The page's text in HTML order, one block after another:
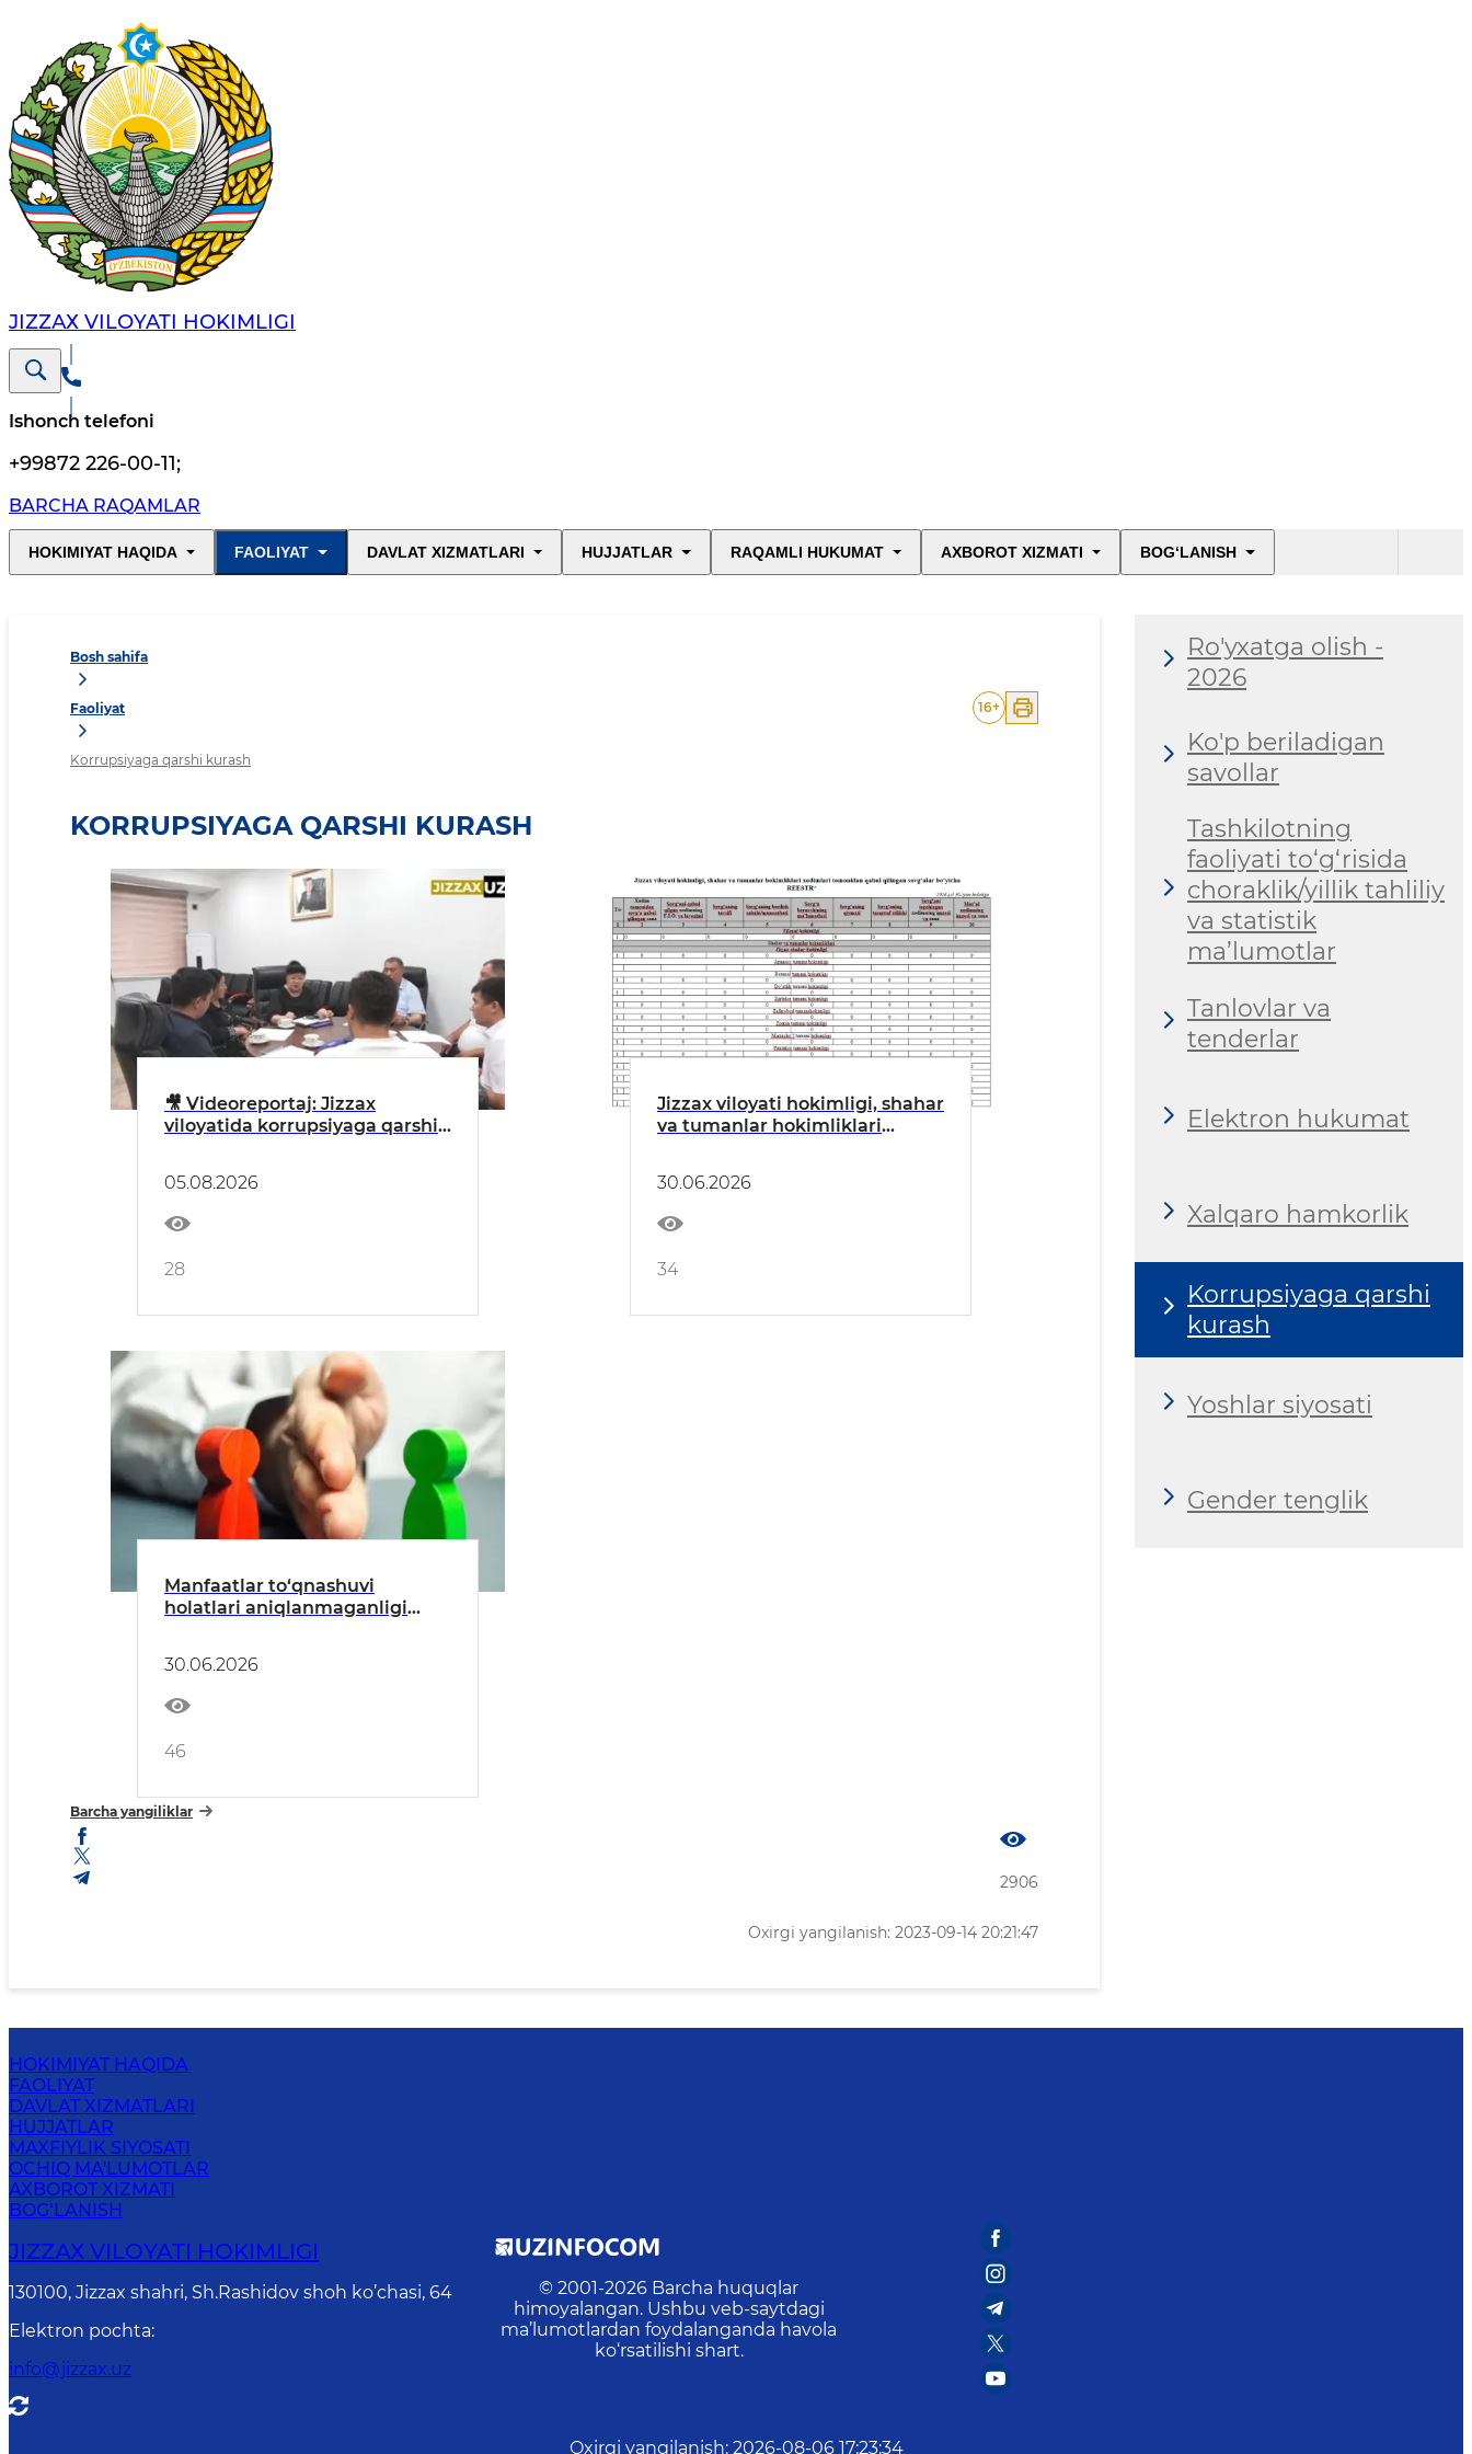
JIZZАХ VILОYATI HОKIMLIGI
Ishonch telefoni
+99872 226-00-11;
BARCHA RAQAMLAR
HOKIMIYAT HAQIDA FAOLIYAT DAVLAT XIZMATLARI HUJJATLAR RAQAMLI HUKUMAT AXBOROT XIZMATI BOG‘LANISH
Bosh sahifa
Faoliyat
Korrupsiyaga qarshi kurash
16+
KORRUPSIYAGA QARSHI KURASH
🎥 Videoreportaj: Jizzax
viloyatida korrupsiyaga qarshi
05.08.2026
28
Jizzax viloyati hokimligi, shahar
va tumanlar hokimliklari
REESTR
30.06.2026
34
Manfaatlar to‘qnashuvi
holatlari aniqlanmaganligi
30.06.2026
46
Barcha yangiliklar
2906
Oxirgi yangilanish: 2023-09-14 20:21:47
Ro'yxatga olish -
2026
Ko'p beriladigan
savollar
Tashkilotning
faoliyati to‘g‘risida
choraklik/yillik tahliliy
va statistik
ma’lumotlar
Tanlovlar va
tenderlar
Elektron hukumat
Xalqaro hamkorlik
Korrupsiyaga qarshi
kurash
Yoshlar siyosati
Gender tenglik
HOKIMIYAT HAQIDA
FAOLIYAT
DAVLAT XIZMATLARI
HUJJATLAR
MAXFIYLIK SIYOSATI
OCHIQ MA'LUMOTLAR
AXBOROT XIZMATI
BOG‘LANISH
JIZZАХ VILОYATI HОKIMLIGI
130100, Jizzax shahri, Sh.Rashidov shoh ko’chasi, 64
Elektron pochta:
info@jizzax.uz
© 2001-2026 Barcha huquqlar
himoyalangan. Ushbu veb-saytdagi
ma’lumotlardan foydalanganda havola
ko‘rsatilishi shart.
Oxirgi yangilanish: 2026-08-06 17:23:34